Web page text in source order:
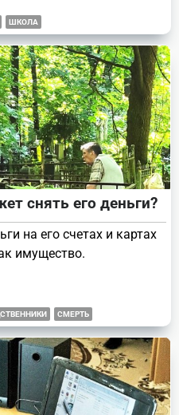
ШКОЛА
снять его деньги?
на его счетах и картах
имущество.
СМЕРТЬ